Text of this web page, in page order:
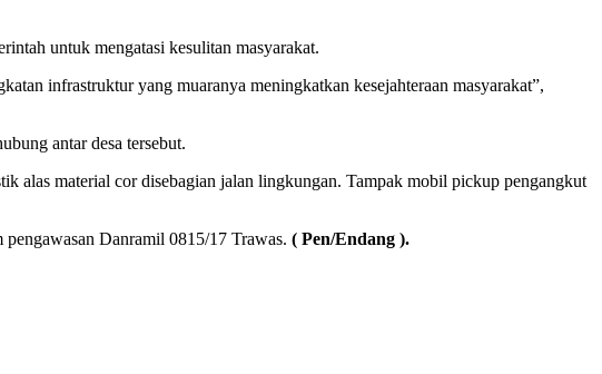
untuk mengatasi kesulitan masyarakat.
infrastruktur yang muaranya meningkatkan kesejahteraan masyarakat”,
antar desa tersebut.
alas material cor disebagian jalan lingkungan. Tampak mobil pickup pengangkut
Danramil 0815/17 Trawas. ( Pen/Endang ).